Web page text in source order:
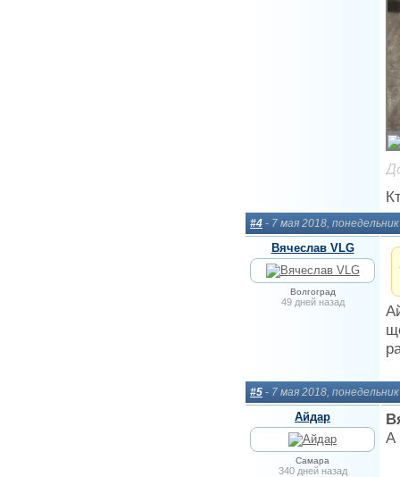
#4 - 7 мая 2018, понедельник
Вячеслав VLG
Волгоград
49 дней назад
#5 - 7 мая 2018, понедельник
Айдар
Самара
340 дней назад
А